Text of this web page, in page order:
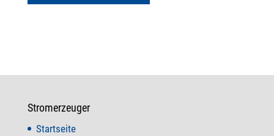
Stromerzeuger
Startseite